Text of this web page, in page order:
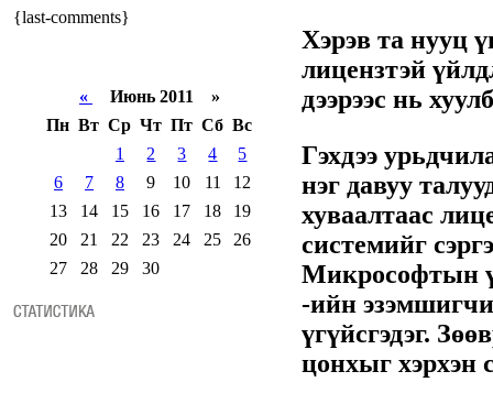
{last-comments}
«
Июнь 2011 »
Пн Вт Ср Чт Пт Сб Вс
1
2 3 4
5
6
7 8 9 10 11
12
13
14 15 16 17 18
19
20
21 22 23 24 25
26
27
28 29 30
Хэрэв та нууц
лицензтэй
дээрээс нь
Гэхдээ
нэг давуу
хуваалтаас
системийг
Микрософтын
-ийн
үгүйсгэдэг.
цонхыг хэрхэн